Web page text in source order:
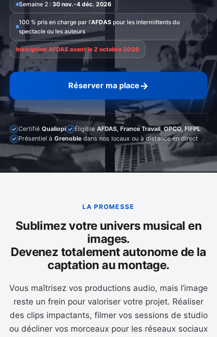
Semaine 2 : 30 nov.-4 déc. 2026
100 % pris en charge par l’AFDAS pour les intermittents du
spectacle ou les auteurs
Inscription AFDAS avant le 2 octobre 2026
Réserver ma place→
✓ Certifié Qualiopi ✓ Éligible AFDAS, France Travail, OPCO, FIFPL
✓ Présentiel à Grenoble dans nos locaux ou à distance en direct
LA PROMESSE
Sublimez votre univers musical en
images.
Devenez totalement autonome de la
captation au montage.
Vous maîtrisez vos productions audio, mais l’image
reste un frein pour valoriser votre projet. Réaliser
des clips impactants, filmer vos sessions de studio
ou décliner vos morceaux pour les réseaux sociaux